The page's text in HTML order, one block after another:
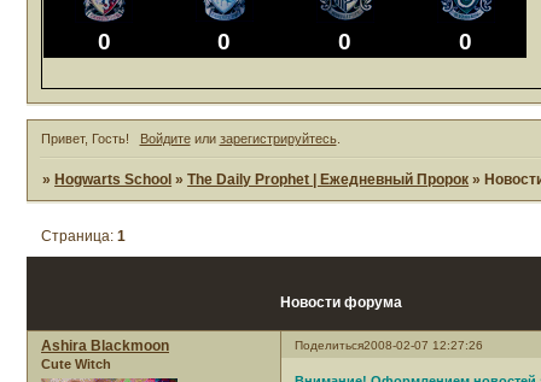
0 0 0 0
Привет, Гость! Войдитеили зарегистрируйтесь.
»Hogwarts School »The Daily Prophet | Ежедневный Пророк »
Новости форума
Страница:1
Поделиться2008-02-07 12:27:26
Ashira Blackmoon
Cute Witch